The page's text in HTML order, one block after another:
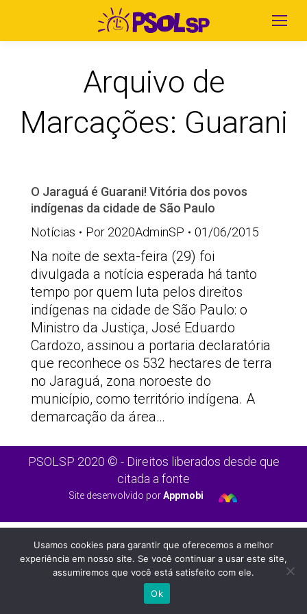
Arquivo de
Marcações: Guarani
O Jaraguá é Guarani! Vitória dos povos
indígenas da cidade de São Paulo
Notícias
Por 2020AdminSP 01/06/2015
Na noite de sexta-feira (29) foi
divulgada a notícia esperada há tanto
tempo por quem luta pelos direitos
indígenas na cidade de São Paulo: o
Ministro da Justiça, José Eduardo
Cardozo, assinou a portaria declaratória
que reconhece os 532 hectares de terra
no Jaraguá, zona noroeste do
município, como território indígena. A
demarcação da área…
PSOLSP 2020 © - Direitos liberados desde que
citada a fonte
Site desenvolvido porAppmobi
Usamos cookies para garantir que oferecemos a melhor
experiência em nosso site. Se você continuar a usar este site,
assumiremos que você está satisfeito com ele.
Ok